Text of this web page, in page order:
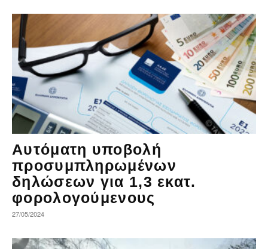
Αυτόματη υποβολή
προσυμπληρωμένων
δηλώσεων για 1,3 εκατ.
φορολογούμενους
27/05/2024